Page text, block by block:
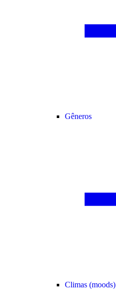
Gêneros
Climas (moods)